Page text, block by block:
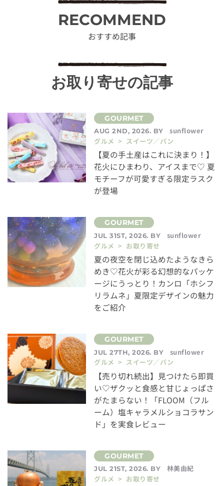
RECOMMEND
おすすめ記事
お取り寄せの記事
AUG 2ND, 2026. BY
sunflower
グルメ > スイーツ／パン
【夏の手土産はこれに決まり！】
花火にひまわり、アイスまで♡ 夏
モチーフが可愛すぎる限定ラスク
が登場
JUL 31ST, 2026. BY
sunflower
グルメ > お取り寄せ
夏の夜空を閉じ込めたようなきら
めき♡花火が彩る幻想的なパッケ
ージにうっとり！カンロ「ホシフ
リラムネ」夏限定デザインの魅力
をご紹介
JUL 27TH, 2026. BY
sunflower
グルメ > スイーツ／パン
【売り切れ続出】見つけたら即買
い♡ザクッと食感と甘じょっぱさ
がたまらない！「FLOOM（フル
ーム）塩キャラメルショコラサン
ド」を実食レビュー
JUL 21ST, 2026. BY
林美由紀
グルメ > お取り寄せ